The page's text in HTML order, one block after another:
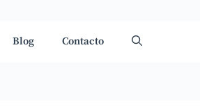
Blog Contacto